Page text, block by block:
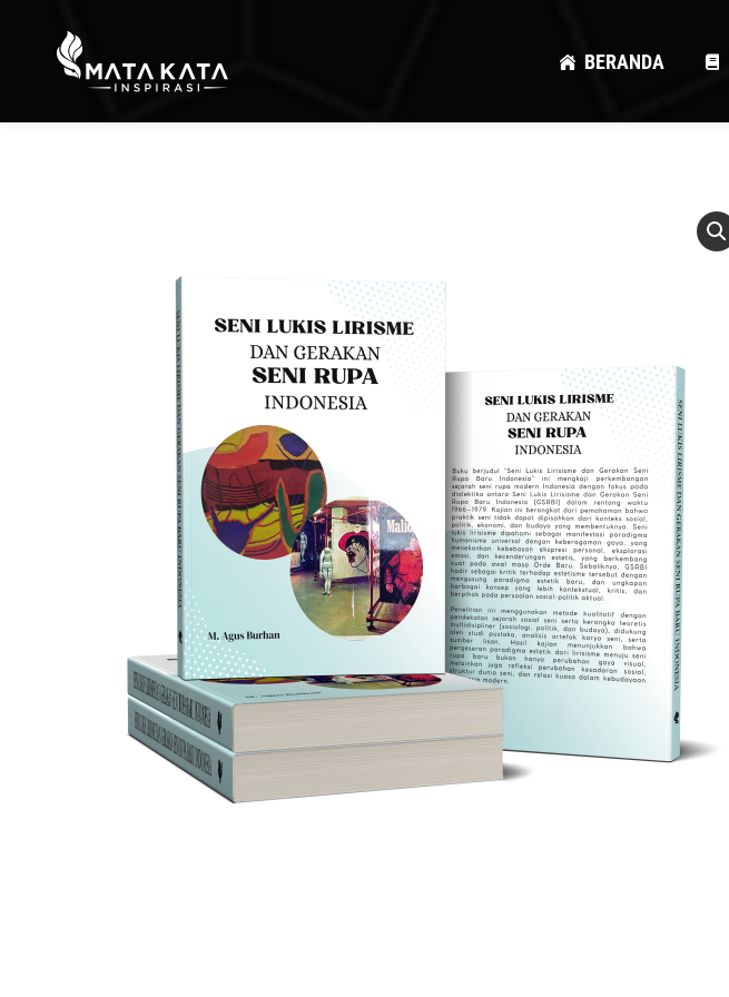
BERANDA